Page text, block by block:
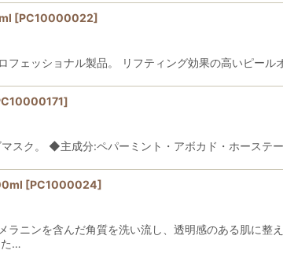
[PC10000022]
フェッショナル製品。 リフティング効果の高いピール
]
スク。 ◆主成分:ペパーミント・アボカド・ホーステ
[PC1000024]
ラニンを含んだ角質を洗い流し、透明感のある肌に
た…